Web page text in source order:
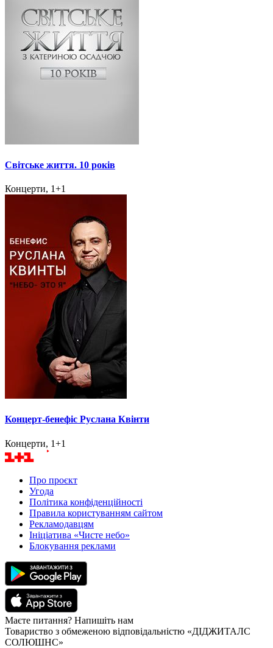
Світське життя. 10 років
Концерти, 1+1
Концерт-бенефіс Руслана Квінти
Концерти, 1+1
Про проєкт
Угода
Політика конфіденційності
Правила користуванням сайтом
Рекламодавцям
Ініціатива «Чисте небо»
Блокування реклами
Маєте питання? Напишіть нам
Товариство з обмеженою відповідальністю «ДІДЖИТАЛС
СОЛЮШНС»